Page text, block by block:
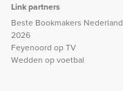
Link partners
Beste Bookmakers Nederland
2026
Feyenoord op TV
Wedden op voetbal